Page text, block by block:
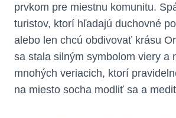
prvkom pre miestnu komunitu.
turistov, ktorí hľadajú duchovné
alebo len chcú obdivovať krásu
sa stala silným symbolom viery a
mnohých veriacich, ktorí
na miesto socha modliť sa a